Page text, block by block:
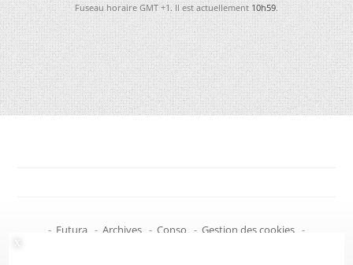
Fuseau horaire GMT +1. Il est actuellement 10h59.
- Futura - Archives - Conso - Gestion des cookies -